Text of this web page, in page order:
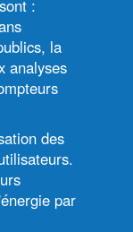
:
la
analyses
des
par